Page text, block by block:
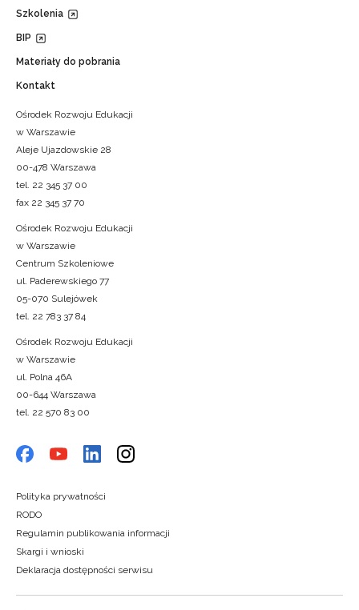
Szkolenia
BIP
Materiały do pobrania
Kontakt
Ośrodek Rozwoju Edukacji
w Warszawie
Aleje Ujazdowskie 28
00-478 Warszawa
tel. 22 345 37 00
fax 22 345 37 70
Ośrodek Rozwoju Edukacji
w Warszawie
Centrum Szkoleniowe
ul. Paderewskiego 77
05-070 Sulejówek
tel. 22 783 37 84
Ośrodek Rozwoju Edukacji
w Warszawie
ul. Polna 46A
00-644 Warszawa
tel. 22 570 83 00
Polityka prywatności
RODO
Regulamin publikowania informacji
Skargi i wnioski
Deklaracja dostępności serwisu